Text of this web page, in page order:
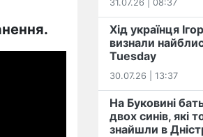
31.07.26 | 08:37
Хід українця
визнали
Tuesday
30.07.26 | 13:37
На Буковині
двох синів, які
знайшли в